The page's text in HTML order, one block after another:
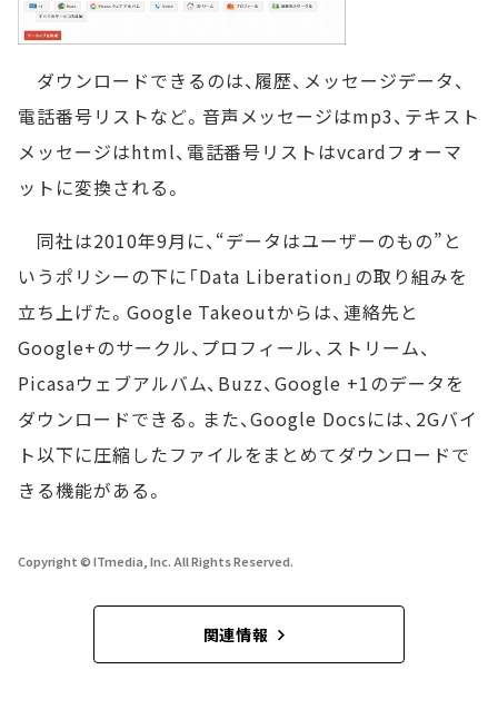
ダウンロードできるのは、履歴、メッセージデータ、
電話番号リストなど。音声メッセージはmp3、テキスト
メッセージはhtml、電話番号リストはvcardフォーマ
ットに変換される。
同社は2010年9月に、“データはユーザーのもの”と
いうポリシーの下に「Data Liberation」の取り組みを
立ち上げた。Google Takeoutからは、連絡先と
Google+のサークル、プロフィール、ストリーム、
Picasaウェブアルバム、Buzz、Google +1のデータを
ダウンロードできる。また、Google Docsには、2Gバイ
ト以下に圧縮したファイルをまとめてダウンロードで
きる機能がある。
Copyright © ITmedia, Inc. All Rights Reserved.
関連情報